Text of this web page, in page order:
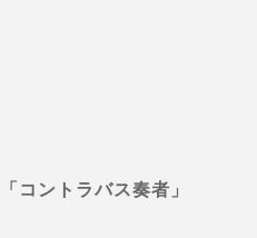
コントラバス奏者」